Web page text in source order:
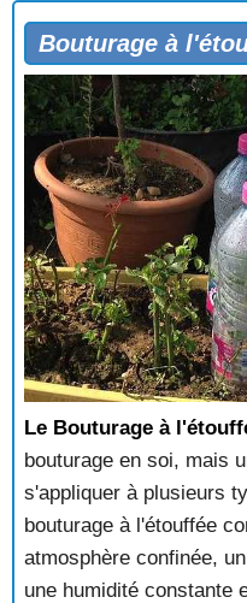
Bouturage à
Le Bouturage à
bouturage en soi, mais
s'appliquer à plusieurs
bouturage à l'étouffée
atmosphère confinée,
une humidité constante